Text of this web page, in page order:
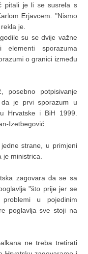
pitali je li se susrela s
Erjavcem. "Nismo
je.
su se dvije važne
sporazuma
o granici između
posebno potpisivanje
je prvi sporazum u
Hrvatske i BiH 1999.
Izetbegović.
strane, u primjeni
ministrica.
zagovara da se sa
"što prije jer se
u pojedinim
poglavlja sve stoji na
ne treba tretirati